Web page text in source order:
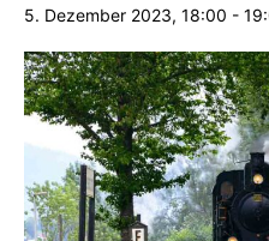
5. Dezember 2023, 18:00 -